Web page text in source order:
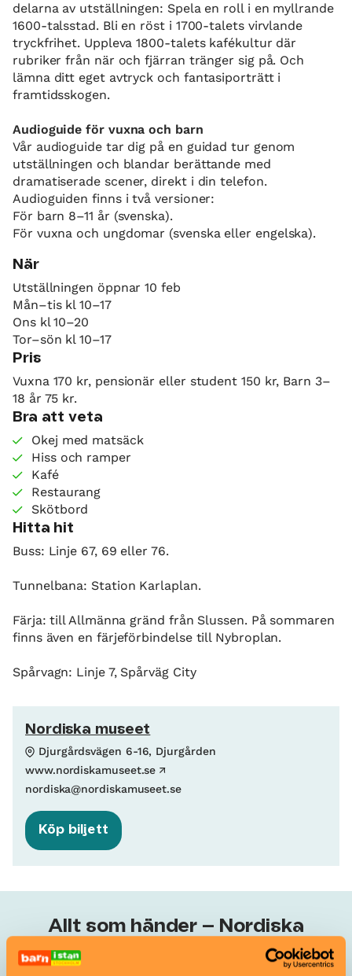
delarna av utställningen: Spela en roll i en myllrande
1600-talsstad. Bli en röst i 1700-talets virvlande
tryckfrihet. Uppleva 1800-talets kafékultur där
rubriker från när och fjärran tränger sig på. Och
lämna ditt eget avtryck och fantasiporträtt i
framtidsskogen.
Audioguide för vuxna och barn
Vår audioguide tar dig på en guidad tur genom
utställningen och blandar berättande med
dramatiserade scener, direkt i din telefon.
Audioguiden finns i två versioner:
För barn 8–11 år (svenska).
För vuxna och ungdomar (svenska eller engelska).
När
Utställningen öppnar 10 feb
Mån–tis kl 10–17
Ons kl 10–20
Tor–sön kl 10–17
Pris
Vuxna 170 kr, pensionär eller student 150 kr, Barn 3–
18 år 75 kr.
Bra att veta
Okej med matsäck
Hiss och ramper
Kafé
Restaurang
Skötbord
Hitta hit
Buss: Linje 67, 69 eller 76.
Tunnelbana: Station Karlaplan.
Färja: till Allmänna gränd från Slussen. På sommaren
finns även en färjeförbindelse till Nybroplan.
Spårvagn: Linje 7, Spårväg City
Nordiska museet
Djurgårdsvägen 6-16, Djurgården
www.nordiskamuseet.se
nordiska@nordiskamuseet.se
Köp biljett
Allt som händer – Nordiska